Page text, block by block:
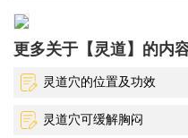
更多关于【灵道】的内
灵道穴的位置及功效
灵道穴可缓解胸闷